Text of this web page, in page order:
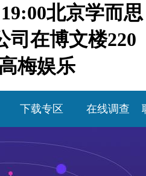
北京学而思
司在博文楼220
梅娱乐
下载专区 在线调查